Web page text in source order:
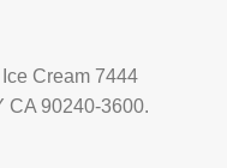
Cream 7444
CA 90240-3600.